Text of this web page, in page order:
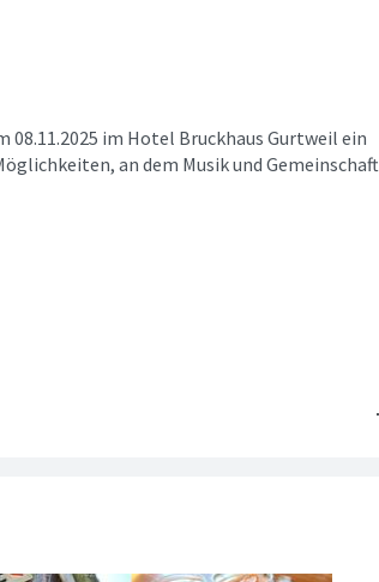
08.11.2025 im Hotel Bruckhaus Gurtweil ein
an dem Musik und Gemeinschaft